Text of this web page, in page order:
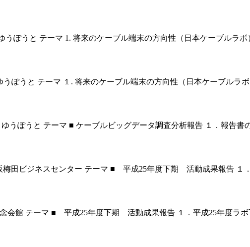
ゆうぽうと テーマ 1. 将来のケーブル端末の方向性（日本ケーブル
うぽうと テーマ １. 将来のケーブル端末の方向性（日本ケーブ
ゆうぽうと テーマ ■ ケーブルビッグデータ調査分析報告 １．報
阪梅田ビジネスセンター テーマ ■ 平成25年度下期 活動成果報告
念会館 テーマ ■ 平成25年度下期 活動成果報告 １．平成25年度